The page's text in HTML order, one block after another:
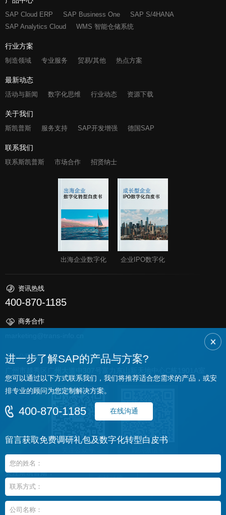
SAP Cloud ERP
SAP Business One
SAP S/4HANA
SAP Analytics Cloud
WMS 智能仓储系统
行业方案
制造领域
专业服务 贸易/其他 热点方案
最新动态
活动与新闻
数字化思维 行业动态 资源下载
关于我们
斯凯普斯
服务支持 SAP开发增强 德国SAP
联系我们
联系斯凯普斯
市场合作 招贤纳士
出海企业数字化 企业IPO数字化
资讯热线
400-870-1185
商务合作
公司地址
关注斯凯普斯：
知乎
头条
友情链接
CopyRight © 2008 - 2026 广州斯凯普斯信息技术有限公司
进一步了解SAP的产品与方案?
排专业的顾问为您定制解决方案。
400-870-1185 在线沟通
留言获取免费调研礼包及数字化转型白皮书